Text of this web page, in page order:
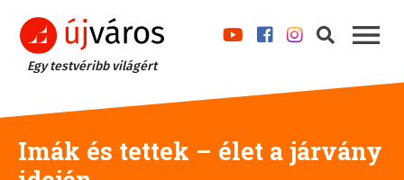
Egy testvéribb világért
Imák és tettek – élet a járvány